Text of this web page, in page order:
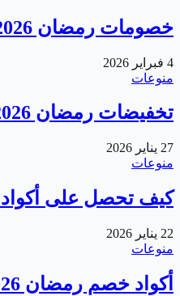
خصومات رمضان 2026
4 فبراير 2026
منوعات
تخفيضات رمضان 2026
27 يناير 2026
منوعات
كيف تحصل على أكواد
22 يناير 2026
منوعات
أكواد خصم رمضان 2026